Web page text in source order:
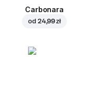
Carbonara
od 24,99 zł